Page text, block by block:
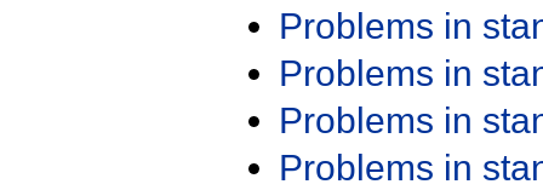
Problems in
Problems in
Problems in
Problems in